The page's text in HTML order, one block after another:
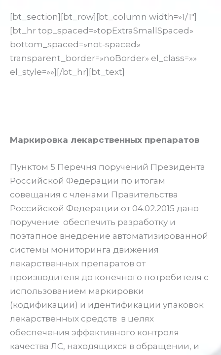
[bt_section][bt_row][bt_column width=»1/1″]
[bt_hr top_spaced=»topExtraSmallSpaced»
bottom_spaced=»not-spaced»
transparent_border=»noBorder» el_class=»»
el_style=»»][/bt_hr][bt_text]
Маркировка лекарственных препаратов
Пунктом 5 Перечня поручений Президента
Российской Федерации по итогам
совещания с членами Правительства
Российской Федерации от 04.02.2015 дано
поручение обеспечить разработку и
поэтапное внедрение автоматизированной
системы мониторинга движения
лекарственных препаратов от
производителя до конечного потребителя с
использованием маркировки
(кодификации) и идентификации упаковок
лекарственных средств в целях
обеспечения эффективного контроля
качества ЛС, находящихся в обращении, и